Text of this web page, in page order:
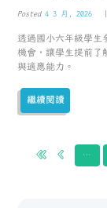
Posted4 3 月, 2026
透過國小六年級學生
機會，讓學生提前了
與適應能力。
繼續閱讀
…